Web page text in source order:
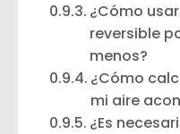
¿Cómo
reversible
menos?
¿Cómo
mi aire
¿Es